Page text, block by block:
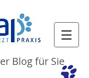
Blog für Sie